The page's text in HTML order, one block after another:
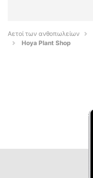
Αετοί των ανθοπωλείων
Hoya Plant Shop